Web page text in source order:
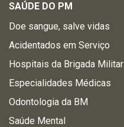
SAÚDE DO PM
Doe sangue, salve vidas
Acidentados em Serviço
Hospitais da Brigada Militar
Especialidades Médicas
Odontologia da BM
Saúde Mental